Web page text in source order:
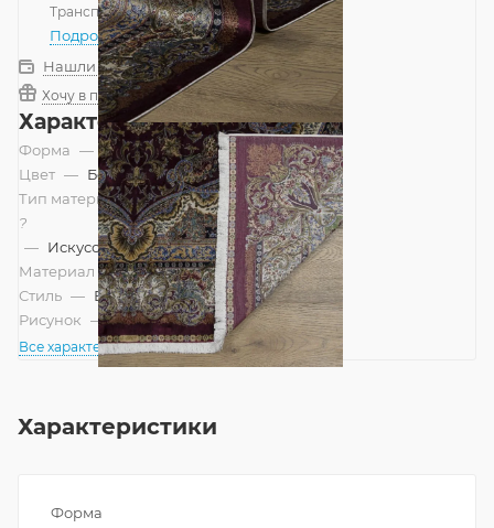
Транспортной компанией— бесплатно
Подробнее
Нашли дешевле?
Хочу в подарок
Характеристики
Форма — Прямоугольник
Цвет — Бордовый
Тип материала
?
— Искусственный
Материал — Модал-Шелк
Стиль — Восточный
Рисунок — Классический
Все характеристики
Характеристики
Форма